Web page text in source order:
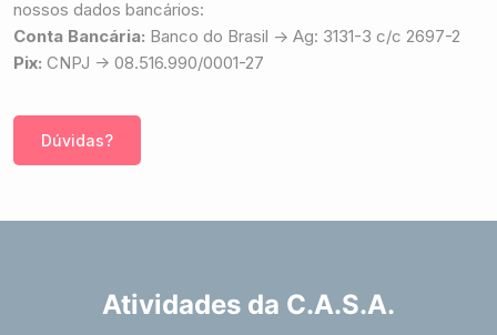
nossos dados bancários:
Conta Bancária: Banco do Brasil -> Ag: 3131-3 c/c 2697-2
Pix: CNPJ -> 08.516.990/0001-27
Dúvidas?
Atividades da C.A.S.A.